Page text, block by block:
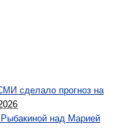
сделало прогноз на
над Марией